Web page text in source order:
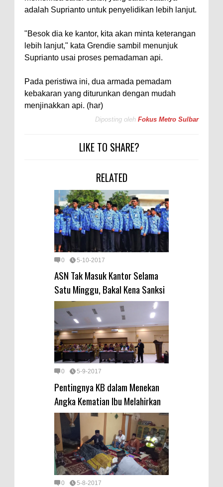
adalah Suprianto untuk penyelidikan lebih lanjut.
"Besok dia ke kantor, kita akan minta keterangan
lebih lanjut," kata Grendie sambil menunjuk
Suprianto usai proses pemadaman api.
Pada peristiwa ini, dua armada pemadam
kebakaran yang diturunkan dengan mudah
menjinakkan api. (har)
Diposting oleh Fokus Metro Sulbar
LIKE TO SHARE?
RELATED
0 5-10-2017
ASN Tak Masuk Kantor Selama
Satu Minggu, Bakal Kena Sanksi
0 5-9-2017
Pentingnya KB dalam Menekan
Angka Kematian Ibu Melahirkan
0 5-8-2017